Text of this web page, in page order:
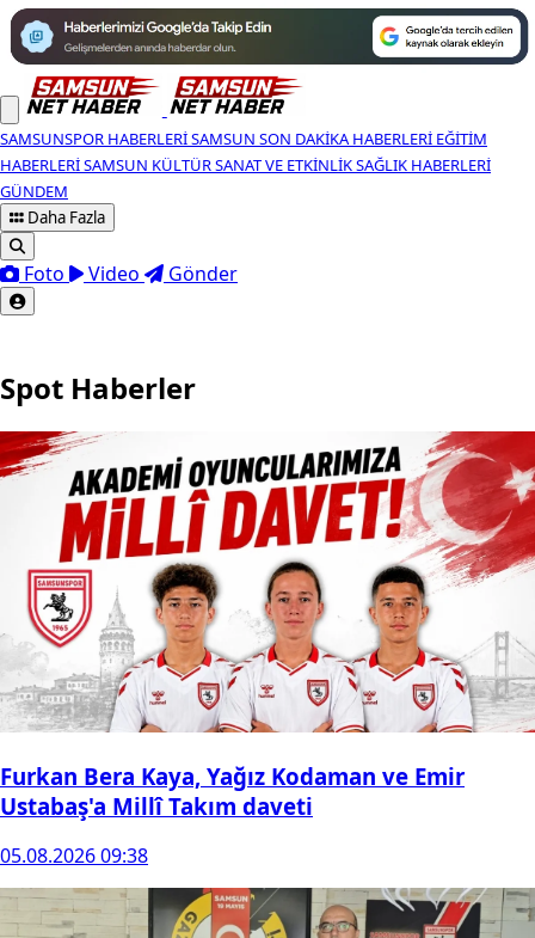
SAMSUNSPOR HABERLERISAMSUN SON DAKIKA HABERLERI EĞITIM
HABERLERISAMSUN KÜLTÜR SANAT VE ETKINLIKSAĞLIK HABERLERI
GÜNDEM
Daha Fazla
Foto Video Gönder
Spot Haberler
Furkan Bera Kaya, Yağız Kodaman ve Emir
Ustabaş'a Millî Takım daveti
05.08.2026 09:38